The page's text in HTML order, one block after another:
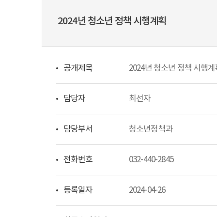
2024년 청소년 정책 시행계획
공개제목 2024년 청소년 정책 시행
담당자 최선자
담당부서 청소년정책과
전화번호 032-440-2845
등록일자 2024-04-26